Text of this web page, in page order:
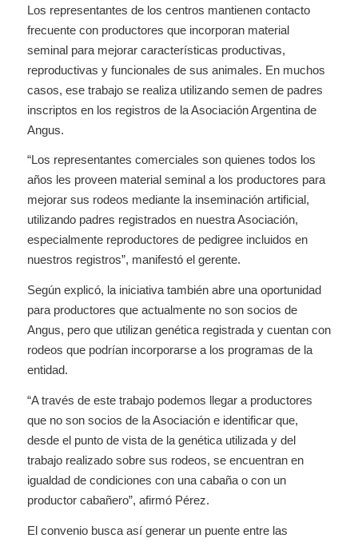
Los representantes de los centros mantienen contacto
frecuente con productores que incorporan material
seminal para mejorar características productivas,
reproductivas y funcionales de sus animales. En muchos
casos, ese trabajo se realiza utilizando semen de padres
inscriptos en los registros de la Asociación Argentina de
Angus.
“Los representantes comerciales son quienes todos los
años les proveen material seminal a los productores para
mejorar sus rodeos mediante la inseminación artificial,
utilizando padres registrados en nuestra Asociación,
especialmente reproductores de pedigree incluidos en
nuestros registros”, manifestó el gerente.
Según explicó, la iniciativa también abre una oportunidad
para productores que actualmente no son socios de
Angus, pero que utilizan genética registrada y cuentan con
rodeos que podrían incorporarse a los programas de la
entidad.
“A través de este trabajo podemos llegar a productores
que no son socios de la Asociación e identificar que,
desde el punto de vista de la genética utilizada y del
trabajo realizado sobre sus rodeos, se encuentran en
igualdad de condiciones con una cabaña o con un
productor cabañero”, afirmó Pérez.
El convenio busca así generar un puente entre las